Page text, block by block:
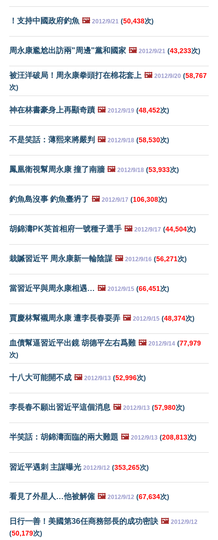
！支持中國政府釣魚 🖼️ 2012/9/21 (50,438次)
周永康尷尬出訪兩"周邊"黨和國家 🖼️ 2012/9/21 (43,233次)
被汪洋破局！周永康拳頭打在棉花套上 🖼️ 2012/9/20 (58,767
次)
神在林書豪身上再顯奇蹟 🖼️ 2012/9/19 (48,452次)
不是笑話：薄熙來將嚴判 🖼️ 2012/9/18 (58,530次)
鳳凰衛視幫周永康 撞了南牆 🖼️ 2012/9/18 (53,933次)
釣魚島沒事 釣魚臺坍了 🖼️ 2012/9/17 (106,308次)
胡錦濤PK英首相府一號種子選手 🖼️ 2012/9/17 (44,504次)
栽贓習近平 周永康新一輪陰謀 🖼️ 2012/9/16 (56,271次)
當習近平與周永康相遇… 🖼️ 2012/9/15 (66,451次)
賈慶林幫襯周永康 遭李長春耍弄 🖼️ 2012/9/15 (48,374次)
血債幫逼習近平出鏡 胡德平左右爲難 🖼️ 2012/9/14 (77,979
次)
十八大可能開不成 🖼️ 2012/9/13 (52,996次)
李長春不願出習近平這個消息 🖼️ 2012/9/13 (57,980次)
半笑話：胡錦濤面臨的兩大難題 🖼️ 2012/9/13 (208,813次)
習近平遇刺 主謀曝光 2012/9/12 (353,265次)
看見了外星人…他被解僱 🖼️ 2012/9/12 (67,634次)
日行一善！美國第36任商務部長的成功密訣 🖼️ 2012/9/12
(50,179次)